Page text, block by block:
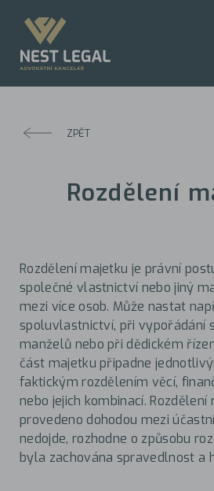
ZPĚT
Rozdělení
Rozdělení majetku je právní
společné vlastnictví nebo jiný
mezi více osob. Může nastat
spoluvlastnictví, při vypořádání
manželů nebo při dědickém
část majetku připadne
faktickým rozdělením věcí,
nebo jejich kombinací.
provedeno dohodou mezi
nedojde, rozhodne o způsobu
byla zachována spravedlnost a